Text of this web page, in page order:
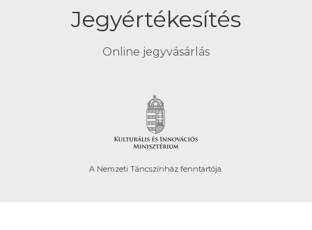
Jegyértékesítés
Online jegyvásárlás
A Nemzeti Táncszínház fenntartója.